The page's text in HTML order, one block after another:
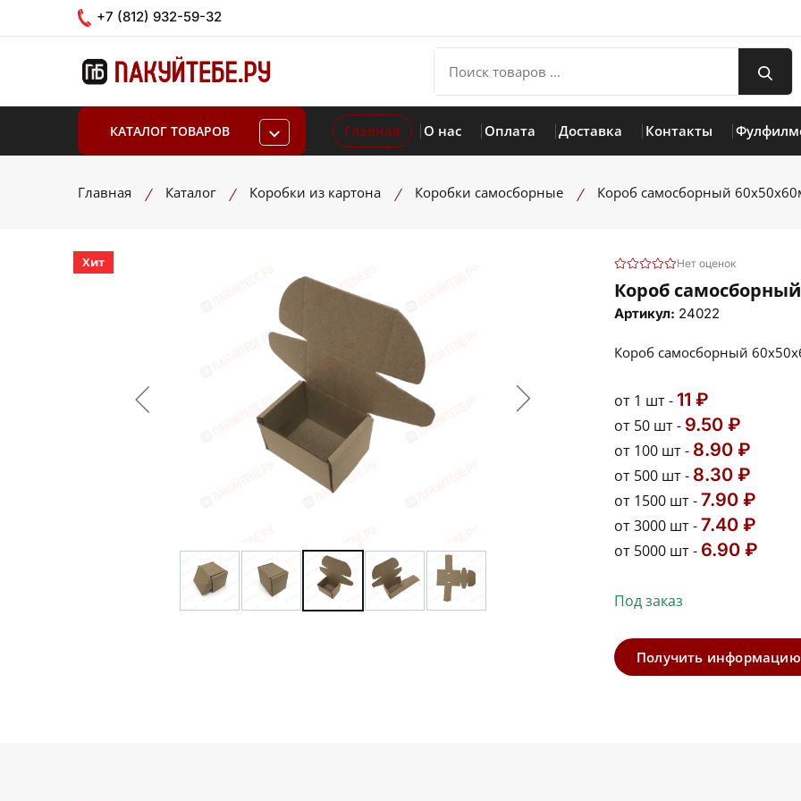
+7 (812) 932-59-32
КАТАЛОГ ТОВАРОВ Главная О нас Оплата Доставка Контакты
Главная Каталог Коробки из картона Коробки самосборные Короб самосборный
Хит Нет оценок
Короб
Артикул: 24022
Короб самосборный
от 1 шт - 11 ₽
от 50 шт - 9.50 ₽
от 100 шт - 8.90 ₽
от 500 шт - 8.30 ₽
от 1500 шт -7.90 ₽
от 3000 шт -7.40 ₽
от 5000 шт - 6.90 ₽
Под заказ
Получить информацию